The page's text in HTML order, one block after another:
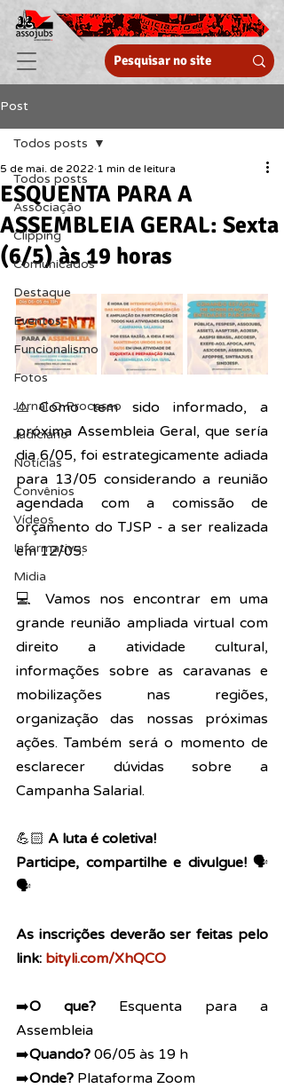
Post
Todos posts
Associação
Clipping
Comunicados
Destaque
Eventos
Funcionalismo
Fotos
Jornal O Processo
Judiciário
Notícias
Convênios
Vídeos
Informativos
Midia
Todos posts
ESQUENTA PARA A
ASSEMBLEIA GERAL: Sexta
(6/5) às 19 horas
5 de mai. de 2022 1 min de leitura
⚠️Como tem sido informado, a
próxima Assembleia Geral, que sería
dia 6/05, foi estrategicamente adiada
para 13/05 considerando a reunião
agendada com a comissão de
orçamento do TJSP - a ser realizada
em 12/05.
💻 Vamos nos encontrar em uma
grande reunião ampliada virtual com
direito a atividade cultural,
informações sobre as caravanas e
mobilizações nas regiões,
organização das nossas próximas
ações. Também será o momento de
esclarecer dúvidas sobre a
Campanha Salarial.
💪🏻 A luta é coletiva!
Participe, compartilhe e divulgue! 🗣
🗣
As inscrições deverão ser feitas pelo
link: bityli.com/XhQCO
➡️O que? Esquenta para a
Assembleia
➡️Quando? 06/05 às 19 h
➡️Onde? Plataforma Zoom